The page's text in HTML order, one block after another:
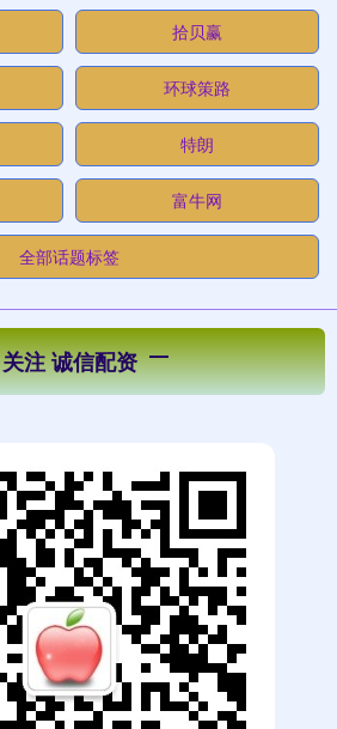
拾贝赢
环球策路
特朗
富牛网
全部话题标签
关注 诚信配资